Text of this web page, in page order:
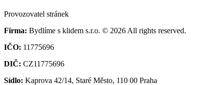
Provozovatel stránek
Firma: Bydlíme s klidem s.r.o. © 2026 All rights reserved.
IČO: 11775696
DIČ: CZ11775696
Sídlo: Kaprova 42/14, Staré Město, 110 00 Praha